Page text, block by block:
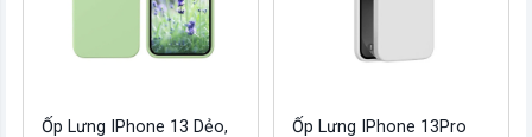
Ốp Lưng IPhone 13 Dẻo,
Ốp Lưng IPhone 13Pro